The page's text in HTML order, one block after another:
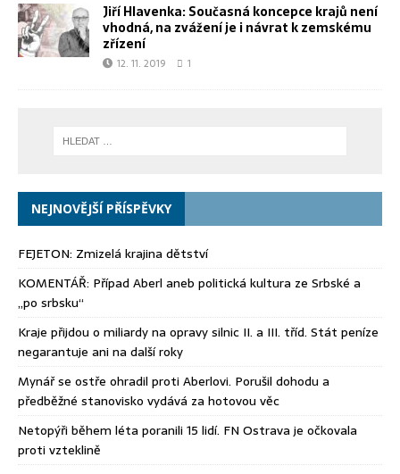
Jiří Hlavenka: Současná koncepce krajů není
vhodná, na zvážení je i návrat k zemskému
zřízení
12. 11. 2019 1
NEJNOVĚJŠÍ PŘÍSPĚVKY
FEJETON: Zmizelá krajina dětství
KOMENTÁŘ: Případ Aberl aneb politická kultura ze Srbské a
„po srbsku“
Kraje přijdou o miliardy na opravy silnic II. a III. tříd. Stát peníze
negarantuje ani na další roky
Mynář se ostře ohradil proti Aberlovi. Porušil dohodu a
předběžné stanovisko vydává za hotovou věc
Netopýři během léta poranili 15 lidí. FN Ostrava je očkovala
proti vzteklině